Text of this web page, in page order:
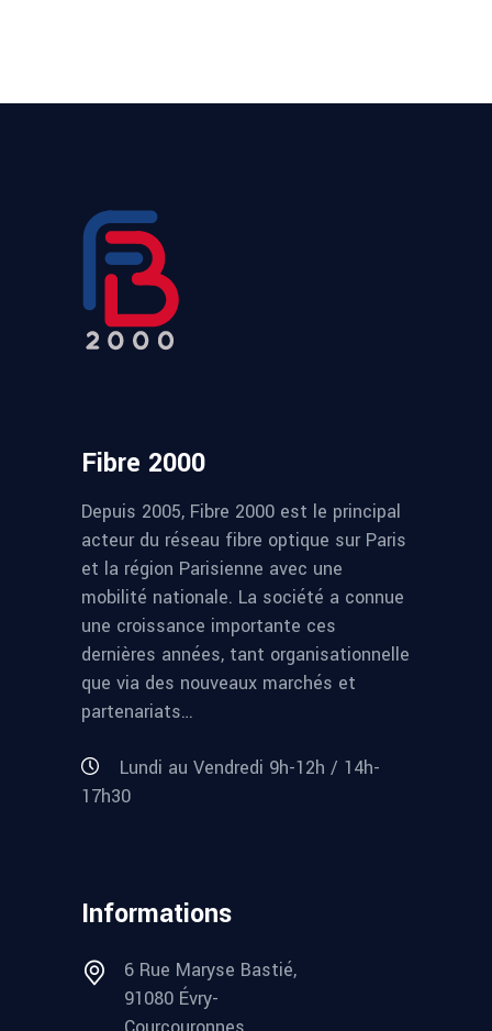
Fibre 2000
Depuis 2005, Fibre 2000 est le principal
acteur du réseau fibre optique sur Paris
et la région Parisienne avec une
mobilité nationale. La société a connue
une croissance importante ces
dernières années, tant organisationnelle
que via des nouveaux marchés et
partenariats…
Lundi au Vendredi 9h-12h / 14h-
17h30
Informations
6 Rue Maryse Bastié,
91080 Évry-